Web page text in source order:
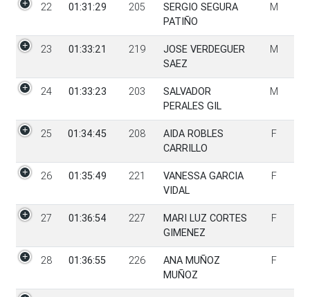
22 01:31:29 205
SERGIO SEGURA
PATIÑO
M
23 01:33:21 219
JOSE VERDEGUER
SAEZ
M
24 01:33:23 203
SALVADOR
PERALES GIL
M
25 01:34:45 208
AIDA ROBLES
CARRILLO
F
26 01:35:49 221
VANESSA GARCIA
VIDAL
F
27 01:36:54 227
MARI LUZ CORTES
GIMENEZ
F
28 01:36:55 226
ANA MUÑOZ
MUÑOZ
F